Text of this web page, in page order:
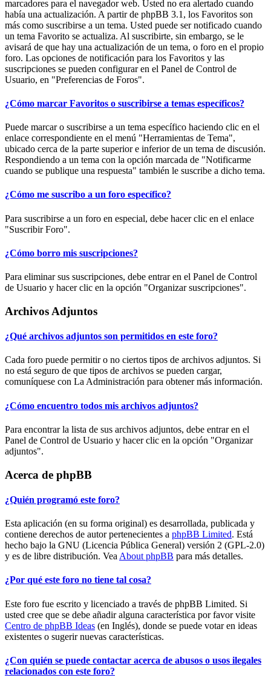
marcadores para el navegador web. Usted no era alertado cuando
había una actualización. A partir de phpBB 3.1, los Favoritos son
más como suscribirse a un tema. Usted puede ser notificado cuando
un tema Favorito se actualiza. Al suscribirte, sin embargo, se le
avisará de que hay una actualización de un tema, o foro en el propio
foro. Las opciones de notificación para los Favoritos y las
suscripciones se pueden configurar en el Panel de Control de
Usuario, en "Preferencias de Foros".
¿Cómo marcar Favoritos o suscribirse a temas específicos?
Puede marcar o suscribirse a un tema específico haciendo clic en el
enlace correspondiente en el menú "Herramientas de Tema",
ubicado cerca de la parte superior e inferior de un tema de discusión.
Respondiendo a un tema con la opción marcada de "Notificarme
cuando se publique una respuesta" también le suscribe a dicho tema.
¿Cómo me suscribo a un foro específico?
Para suscribirse a un foro en especial, debe hacer clic en el enlace
"Suscribir Foro".
¿Cómo borro mis suscripciones?
Para eliminar sus suscripciones, debe entrar en el Panel de Control
de Usuario y hacer clic en la opción "Organizar suscripciones".
Archivos Adjuntos
¿Qué archivos adjuntos son permitidos en este foro?
Cada foro puede permitir o no ciertos tipos de archivos adjuntos. Si
no está seguro de que tipos de archivos se pueden cargar,
comuníquese con La Administración para obtener más información.
¿Cómo encuentro todos mis archivos adjuntos?
Para encontrar la lista de sus archivos adjuntos, debe entrar en el
Panel de Control de Usuario y hacer clic en la opción "Organizar
adjuntos".
Acerca de phpBB
¿Quién programó este foro?
Esta aplicación (en su forma original) es desarrollada, publicada y
contiene derechos de autor pertenecientes a phpBB Limited. Está
hecho bajo la GNU (Licencia Pública General) versión 2 (GPL-2.0)
y es de libre distribución. Vea About phpBB para más detalles.
¿Por qué este foro no tiene tal cosa?
Este foro fue escrito y licenciado a través de phpBB Limited. Si
usted cree que se debe añadir alguna característica por favor visite
Centro de phpBB Ideas (en Inglés), donde se puede votar en ideas
existentes o sugerir nuevas características.
¿Con quién se puede contactar acerca de abusos o usos ilegales
relacionados con este foro?